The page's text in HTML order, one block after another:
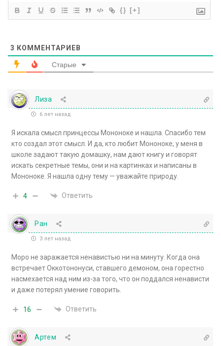
{} [+]
3 КОММЕНТАРИЕВ
Старые
Лиза
6 лет назад
Я искала смысл принцессы Мононоке и нашла. Спасибо тем
кто создал этот смысл. И да, кто любит Мононоке, у меня в
школе задают такую домашку, нам дают книгу и говорят
искать секретные темы, они и на картинках и написаны в
Мононоке. Я нашла одну тему — уважайте природу.
4 Ответить
Ран
3 лет назад
Моро не заражается ненавистью ни на минуту. Когда она
встречает Оккотононуси, ставшего демоном, она горестно
насмехается над ним из-за того, что он поддался ненависти
и даже потерял умение говорить.
16 Ответить
Артем